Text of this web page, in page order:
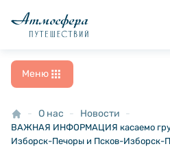
Меню
О нас Новости
ВАЖНАЯ ИНФОРМАЦИЯ касаемо
Изборск-Печоры и Псков-Изборск-